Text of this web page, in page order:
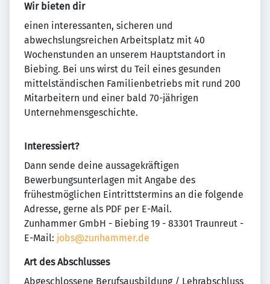
Wir bieten dir
einen interessanten, sicheren und
abwechslungsreichen Arbeitsplatz mit 40
Wochenstunden an unserem Hauptstandort in
Biebing. Bei uns wirst du Teil eines gesunden
mittelständischen Familienbetriebs mit rund 200
Mitarbeitern und einer bald 70-jährigen
Unternehmensgeschichte.
Interessiert?
Dann sende deine aussagekräftigen
Bewerbungsunterlagen mit Angabe des
frühestmöglichen Eintrittstermins an die folgende
Adresse, gerne als PDF per E-Mail.
Zunhammer GmbH - Biebing 19 - 83301 Traunreut -
E-Mail: jobs@zunhammer.de
Art des Abschlusses
Abgeschlossene Berufsausbildung / Lehrabschluss